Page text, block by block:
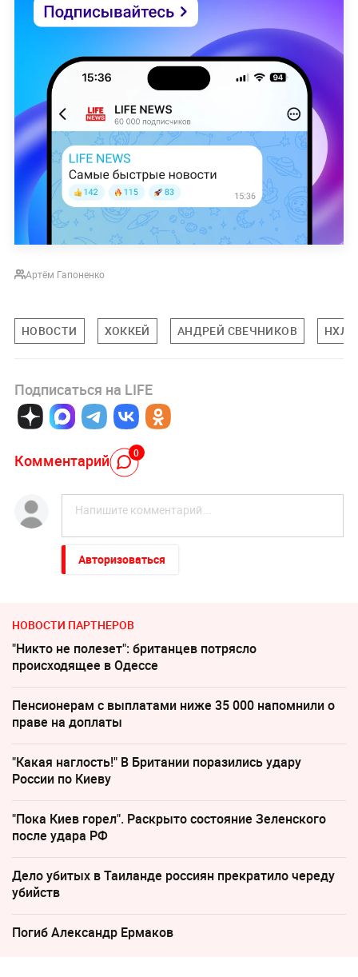
Артём Гапоненко
НОВОСТИ ХОККЕЙ АНДРЕЙ СВЕЧНИКОВ НХЛ
Подписаться на LIFE
Комментарий 0
Авторизоваться
НОВОСТИ ПАРТНЕРОВ
"Никто не полезет": британцев потрясло
происходящее в Одессе
Пенсионерам с выплатами ниже 35 000 напомнили о
праве на доплаты
"Какая наглость!" В Британии поразились удару
России по Киеву
"Пока Киев горел". Раскрыто состояние Зеленского
после удара РФ
Дело убитых в Таиланде россиян прекратило череду
убийств
Погиб Александр Ермаков